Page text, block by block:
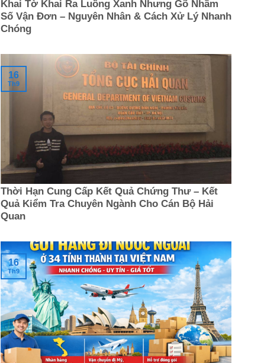
Khai Tờ Khai Ra Luồng Xanh Nhưng Gõ Nhầm
Số Vận Đơn – Nguyên Nhân & Cách Xử Lý Nhanh
Chóng
Thời Hạn Cung Cấp Kết Quả Chứng Thư – Kết
Quả Kiểm Tra Chuyên Ngành Cho Cán Bộ Hải
Quan
16
Th9
16
Th9